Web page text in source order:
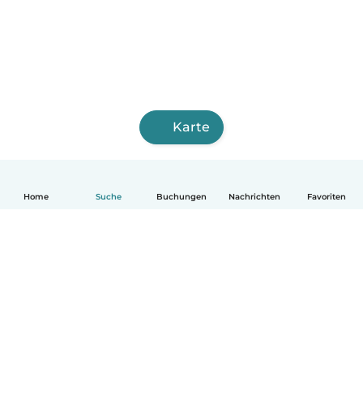
Home Suche Buchungen Nachrichten Favoriten
Karte